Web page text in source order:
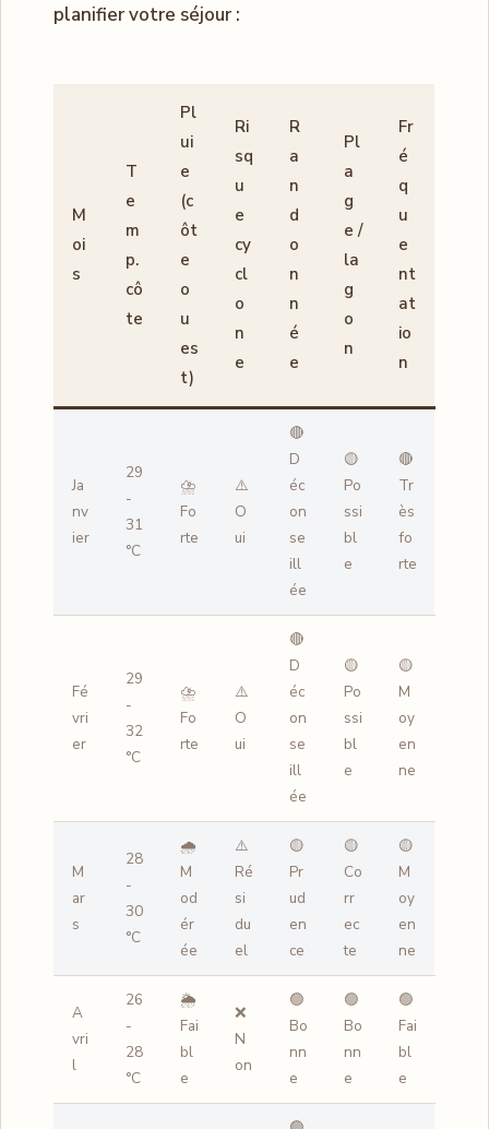
planifier votre séjour :
M
oi
s
T
e
m
p.
cô
te
Pl
ui
e
(c
ôt
e
o
u
es
t)
Ri
sq
u
e
cy
cl
o
n
e
R
a
n
d
o
n
n
é
e
Pl
a
g
e /
la
g
o
n
Fr
é
q
u
e
nt
at
io
n
Ja
nv
ier
29
-
31
°C
⛈️
Fo
rte
⚠️
O
ui
🔴
D
éc
on
se
ill
ée
🟡
Po
ssi
bl
e
🔴
Tr
ès
fo
rte
Fé
vri
er
29
-
32
°C
⛈️
Fo
rte
⚠️
O
ui
🔴
D
éc
on
se
ill
ée
🟡
Po
ssi
bl
e
🟡
M
oy
en
ne
M
ar
s
28
-
30
°C
🌧️
M
od
ér
ée
⚠️
Ré
si
du
el
🟡
Pr
ud
en
ce
🟡
Co
rr
ec
te
🟡
M
oy
en
ne
A
vri
l
26
-
28
°C
🌦️
Fai
bl
e
❌
N
on
🟢
Bo
nn
e
🟢
Bo
nn
e
🟢
Fai
bl
e